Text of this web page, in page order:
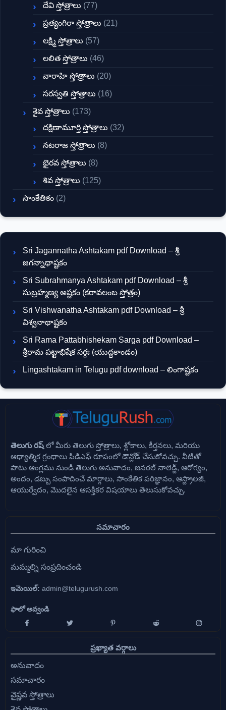
దేవి స్తోత్రాలు (77)
ప్రత్యంగిరా స్తోత్రాలు (21)
లక్ష్మి స్తోత్రాలు (57)
లలిత స్తోత్రాలు (46)
వారాహి స్తోత్రాలు (20)
సరస్వతి స్తోత్రాలు (16)
శైవ స్తోత్రాలు (173)
దక్షిణామూర్తి స్తోత్రాలు (32)
నటరాజ స్తోత్రాలు (8)
భైరవ స్తోత్రాలు (8)
శివ స్తోత్రాలు (125)
సాంకేతికం (2)
Sri Jagannatha Ashtakam pdf Download – శ్రీ
జగన్నాథాష్టకం
Sri Subrahmanya Ashtakam pdf Download – శ్రీ
సుబ్రహ్మణ్య అష్టకం (కరావలంబ స్తోత్రం)
Sri Vishwanatha Ashtakam pdf Download – శ్రీ
విశ్వనాథాష్టకం
Sri Rama Pattabhishekam Sarga pdf Download –
శ్రీరామ పట్టాభిషేక సర్గః (యుద్ధకాండం)
Lingashtakam in Telugu pdf download – లింగాష్టకం
తెలుగు రష్ లో మీరు తెలుగు స్తోత్రాలు, శ్లోకాలు, కీర్తనలు, మరియు
ఆధ్యాత్మిక గ్రంథాలు పిడిఎఫ్ రూపంలో డౌన్లోడ్ చేసుకోవచ్చు. వీటితో
పాటు ఆంగ్లము నుండి తెలుగు అనువాదం, జనరల్ నాలెడ్జ్, ఆరోగ్యం,
అందం, డబ్బు సంపాదించే మార్గాలు, సాంకేతిక పరిజ్ఞానం, ఆస్ట్రాలజీ,
ఆయుర్వేదం, మొదలైన ఆసక్తికర విషయాలు తెలుసుకోవచ్చు.
సమాచారం
మా గురించి
మమ్మల్ని సంప్రదించండి
ఇమెయిల్: admin@telugurush.com
ఫాలో అవ్వండి
ప్రఖ్యాత వర్గాలు
అనువాదం
సమాచారం
వైష్ణవ స్తోత్రాలు